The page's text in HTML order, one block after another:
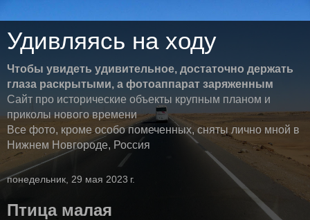
Удивляясь на ходу
Чтобы увидеть удивительное, достаточно держать
глаза раскрытыми, а фотоаппарат заряженным
Сайт про исторические объекты крупным планом и
приколы нового времени
Все фото, кроме особо помеченных, сняты лично мной в
Нижнем Новгороде, Россия
понедельник, 29 мая 2023 г.
Птица малая